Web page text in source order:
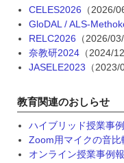
CELES2026 （2026/
GloDAL / ALS-
RELC2026 （2026/03/
奈教研2024（2024/
JASELE2023 （2023/
教育関連のおしらせ
ハイブリッド授業事
Zoom用マイクの音比
オンライン授業事例